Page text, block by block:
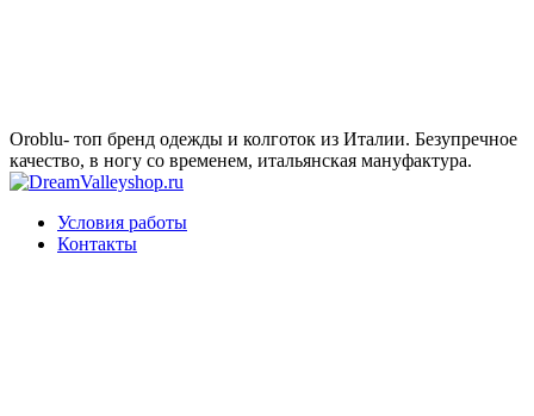
Oroblu- топ бренд одежды и колготок из Италии. Безупречное
качество, в ногу со временем, итальянская мануфактура.
Условия работы
Контакты